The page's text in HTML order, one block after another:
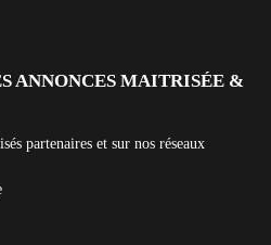
ANNONCES MAITRISÉE &
partenaires et sur nos réseaux